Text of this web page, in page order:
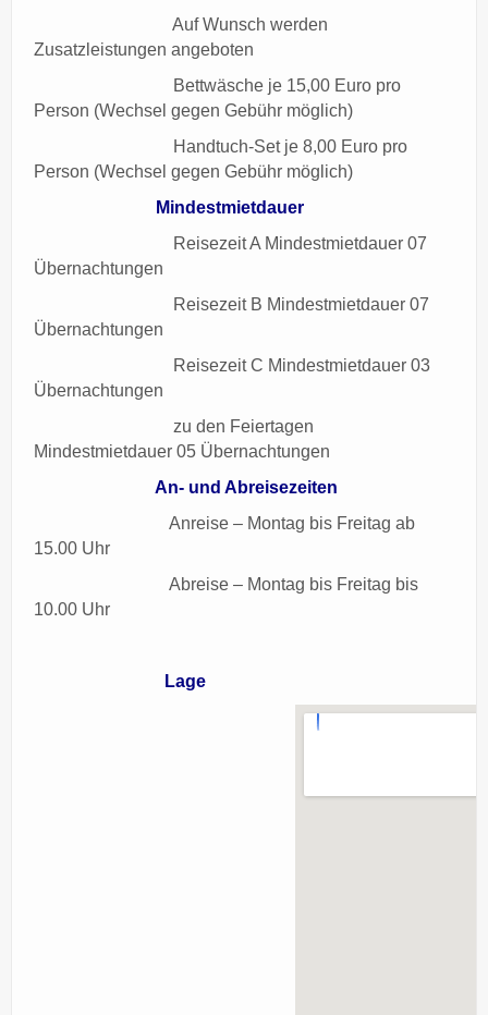
Auf Wunsch werden
Zusatzleistungen angeboten
Bettwäsche je 15,00 Euro pro
Person (Wechsel gegen Gebühr möglich)
Handtuch-Set je 8,00 Euro pro
Person (Wechsel gegen Gebühr möglich)
Mindestmietdauer
Reisezeit A Mindestmietdauer 07
Übernachtungen
Reisezeit B Mindestmietdauer 07
Übernachtungen
Reisezeit C Mindestmietdauer 03
Übernachtungen
zu den Feiertagen
Mindestmietdauer 05 Übernachtungen
An- und Abreisezeiten
Anreise – Montag bis Freitag ab
15.00 Uhr
Abreise – Montag bis Freitag bis
10.00 Uhr
Lage